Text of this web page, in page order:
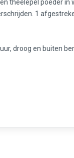
theelepel poeder
1
droog en buiten